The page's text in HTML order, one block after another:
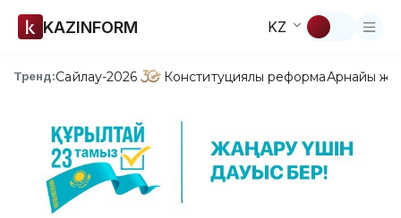
KAZINFORM KZ
Тренд:Сайлау-2026 Конституциялық реформаАрнайы